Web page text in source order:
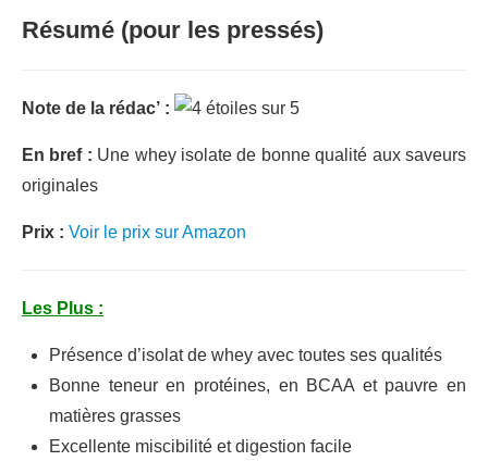
Résumé (pour les pressés)
Note de la rédac’ :
En bref : Une whey isolate de bonne qualité aux saveurs
originales
Prix : Voir le prix sur Amazon
Les Plus :
Présence d’isolat de whey avec toutes ses qualités
Bonne teneur en protéines, en BCAA et pauvre en
matières grasses
Excellente miscibilité et digestion facile